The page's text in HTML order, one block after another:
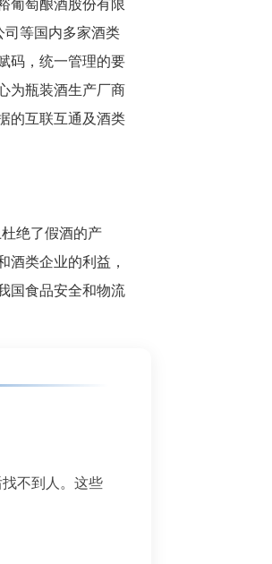
葡萄酿酒股份有限
司等国内多家酒类
码，统一管理的要
为瓶装酒生产厂商
的互联互通及酒类
绝了假酒的产
酒类企业的利益，
国食品安全和物流
不到人。这些